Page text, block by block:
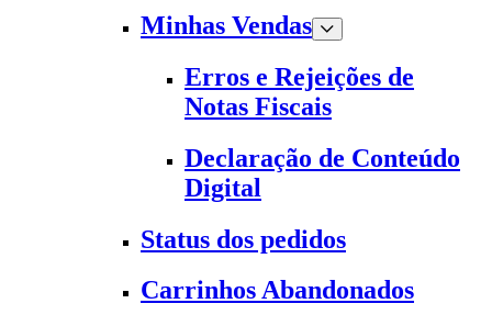
Minhas Vendas
Erros e Rejeições de
Notas Fiscais
Declaração de Conteúdo
Digital
Status dos pedidos
Carrinhos Abandonados